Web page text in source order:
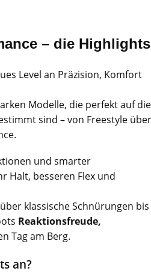
– die
Level an Präzision, Komfort
Modelle, die perfekt auf die
sind – von Freestyle über
und smarter
Halt, besseren Flex und
über klassische Schnürungen bis
Reaktionsfreude,
Tag am Berg.
an?